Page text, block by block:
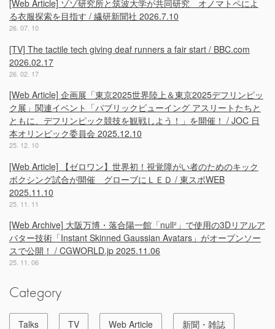
ビ
ゲ
ー
シ
ョ
ン
[Web Article] ゾゾ研究所と筑波大学が共同研究 オノマトペによ
る衣服探索を目指す / 繊研新聞社 2026.7.10
26. 07. 10
[TV] The tactile tech giving deaf runners a fair start / BBC.com
2026.02.17
26. 02. 17
[Web Article] 企画展「東京2025世界陸上＆東京2025デフリンピッ
ク展」関連イベント「パブリックビューイング アスリートたちと
ともに、デフリンピック競技を観戦しよう！」を開催！ / JOC 日
本オリンピック委員会 2025.12.10
25. 12. 10
[Web Article] 【ゼロワン】世界初！視覚障がい者のためのキック
ボクシング試合が開催 グローブにＬＥＤ / 東スポWEB
2025.11.10
25. 11. 11
[Web Archive] 大阪万博・落合陽一館「null²」で使用の3Dリアルア
バター技術「Instant Skinned Gaussian Avatars」がオープンソー
スで公開！ / CGWORLD.jp 2025.11.06
25. 11. 06
Category
Talks TV Web Article 新聞・雑誌